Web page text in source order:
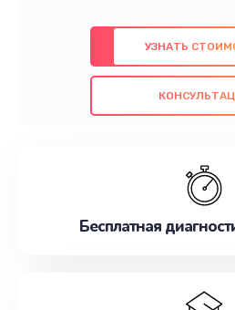
предлагаем быстрый и
использованием
также гарантируем
проведенных работ. Наша
наилучшим образом. Не
УЗНАТЬ
Бесплатная